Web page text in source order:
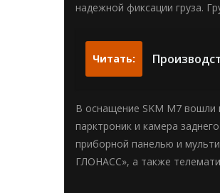
надежной фиксации груза.
Читать:
В оснащение SKM M7 вошли
парктроник и камера
приборной панелью и
ГЛОНАСС», а также